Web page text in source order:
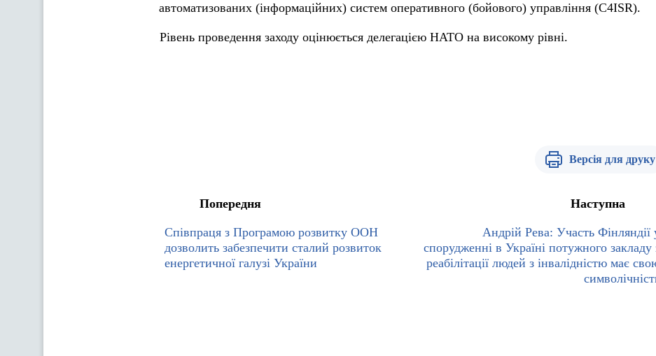
автоматизованих (інформаційних) систем оперативного (бойового) управління (C4ISR).
Рівень проведення заходу оцінюється делегацією НАТО на високому рівні.
Версія для друку
Попередня
Співпраця з Програмою розвитку ООН
дозволить забезпечити сталий розвиток
енергетичної галузі України
Наступна
Андрій Рева: Участь Фінляндії
спорудженні в Україні потужного закладу
реабілітації людей з інвалідністю має